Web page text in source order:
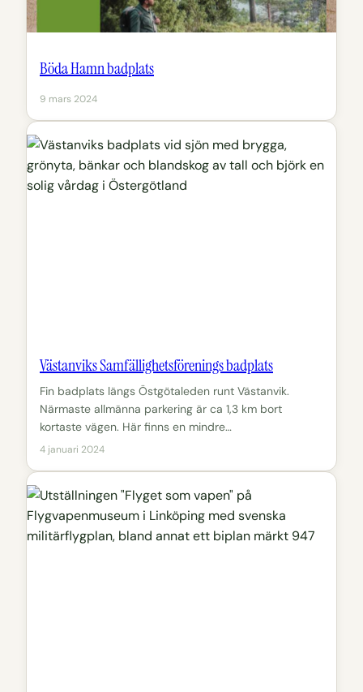
Böda Hamn badplats
9 mars 2024
Västanviks Samfällighetsförenings badplats
Fin badplats längs Östgötaleden runt Västanvik.
Närmaste allmänna parkering är ca 1,3 km bort
kortaste vägen. Här finns en mindre…
4 januari 2024